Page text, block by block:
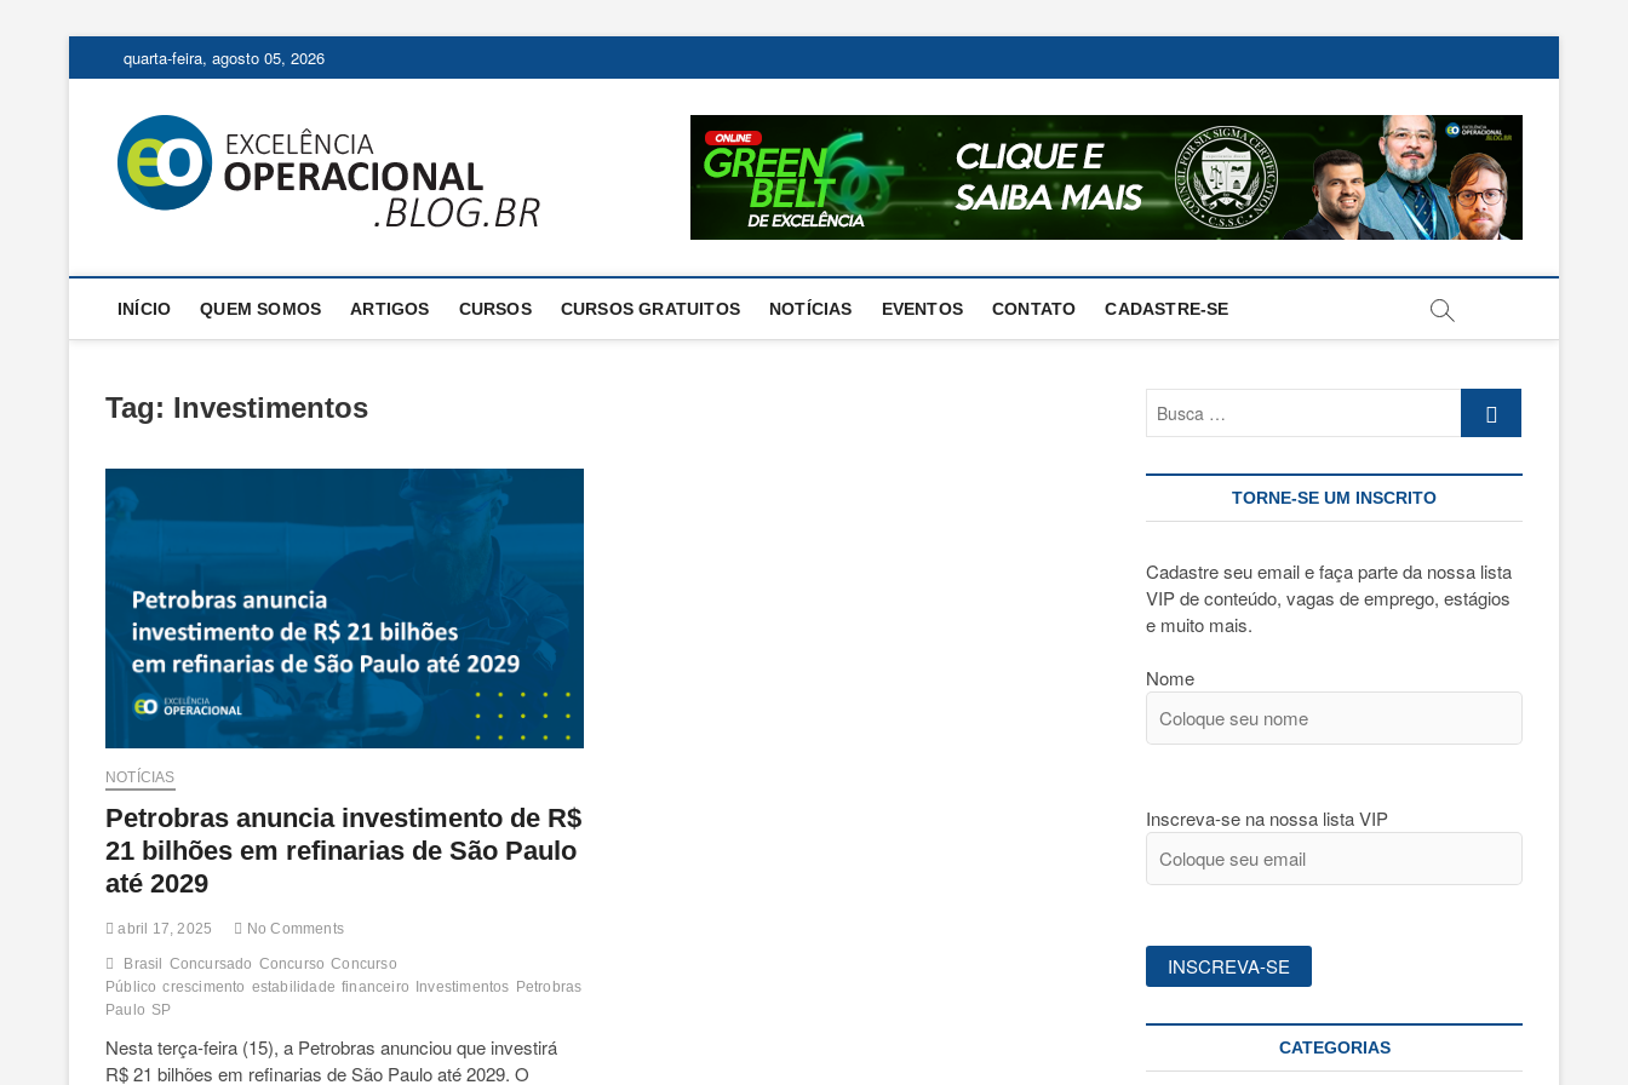
to
quarta-feira, agosto 05, 2026
Excelência Operacional
O BLOG DA ENGENHARIA DE OPERAÇÕES
INÍCIO QUEM SOMOS ARTIGOS CURSOS CURSOS GRATUITOS NOTÍCIAS EVENTOS CONTATO CADASTRE-SE
Tag: Investimentos
NOTÍCIAS
Petrobras anuncia investimento de R$
21 bilhões em refinarias de São Paulo
até 2029
abril 17, 2025 No Comments
Brasil Concursado Concurso Concurso
Público crescimento estabilidade financeiro Investimentos Petrobras
Paulo SP
Nesta terça-feira (15), a Petrobras anunciou que investirá
R$ 21 bilhões em refinarias de São Paulo até 2029. O
TORNE-SE UM INSCRITO
Cadastre seu email e faça parte da nossa lista
VIP de conteúdo, vagas de emprego, estágios
e muito mais.
Nome
Inscreva-se na nossa lista VIP
CATEGORIAS